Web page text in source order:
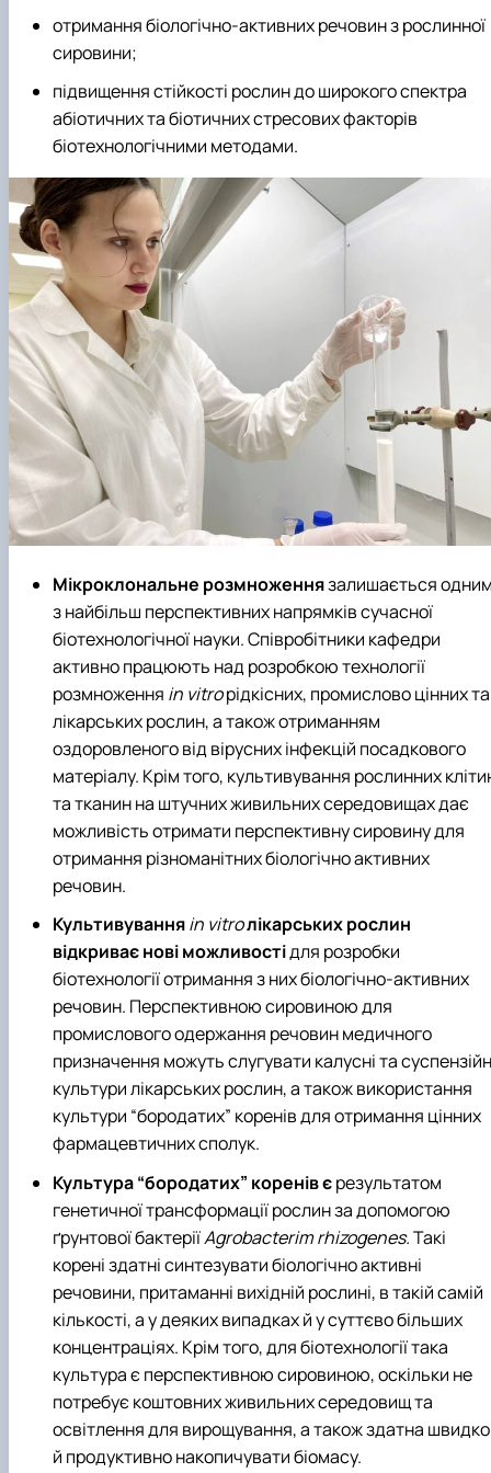
аудит»
отримання біологічно-активних речовин з рослинної
сировини;
підвищення стійкості рослин до широкого спектра
абіотичних та біотичних стресових факторів
біотехнологічними методами.
Мікроклональне розмноженнязалишається
з найбільш перспективних напрямків сучасної
біотехнологічної науки. Співробітники кафедри
активно працюють над розробкою технології
розмноження in vitroрідкісних, промислово цінних та
лікарських рослин, а також отриманням
оздоровленого від вірусних інфекцій посадкового
матеріалу. Крім того, культивування рослинних
та тканин на штучних живильних середовищах дає
можливість отримати перспективну сировину для
отримання різноманітних біологічно активних
речовин.
Культивуванняin vitroлікарських рослин
відкриває нові можливостідля розробки
біотехнології отримання з них біологічно-активних
речовин. Перспективною сировиною для
промислового одержання речовин медичного
призначення можуть слугувати калусні та
культури лікарських рослин, а також використання
культури “бородатих” коренів для отримання цінних
фармацевтичних сполук.
Культура “бородатих” коренів єрезультатом
генетичної трансформації рослин за допомогою
ґрунтової бактеріїAgrobacterim rhizogenes.Такі
корені здатні синтезувати біологічно активні
речовини, притаманні вихідній рослині, в такій самій
кількості, а у деяких випадках й у суттєво більших
концентраціях. Крім того, для біотехнології така
культура є перспективною сировиною, оскільки не
потребує коштовних живильних середовищ та
освітлення для вирощування, а також здатна швидко
й продуктивно накопичувати біомасу.